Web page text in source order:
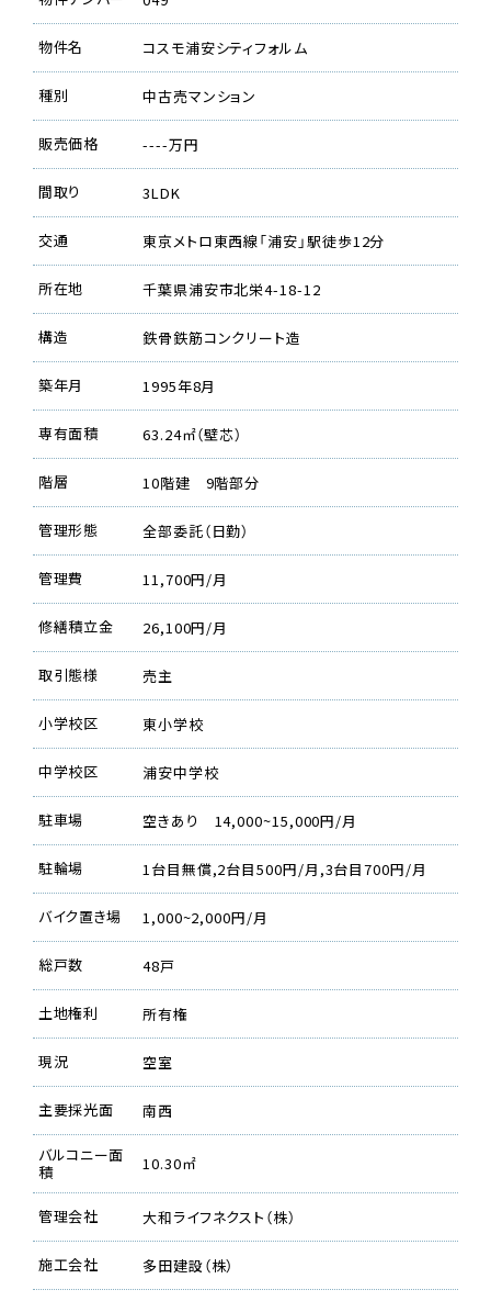
物件名 コスモ浦安シティフォルム
種別 中古売マンション
販売価格 ----万円
間取り 3LDK
交通 東京メトロ東西線「浦安」駅徒歩12分
所在地 千葉県浦安市北栄4-18-12
構造 鉄骨鉄筋コンクリート造
築年月 1995年8月
専有面積 63.24㎡（壁芯）
階層 10階建 9階部分
管理形態 全部委託（日勤）
管理費 11,700円/月
修繕積立金 26,100円/月
取引態様 売主
小学校区 東小学校
中学校区 浦安中学校
駐車場 空きあり 14,000~15,000円/月
駐輪場 1台目無償,2台目500円/月,3台目700円/月
バイク置き場 1,000~2,000円/月
総戸数 48戸
土地権利 所有権
現況 空室
主要採光面 南西
バルコニー面
積
10.30㎡
管理会社 大和ライフネクスト（株）
施工会社 多田建設（株）